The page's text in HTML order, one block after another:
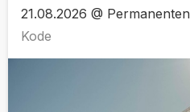
21.08.2026 @ Permanenten
Kode